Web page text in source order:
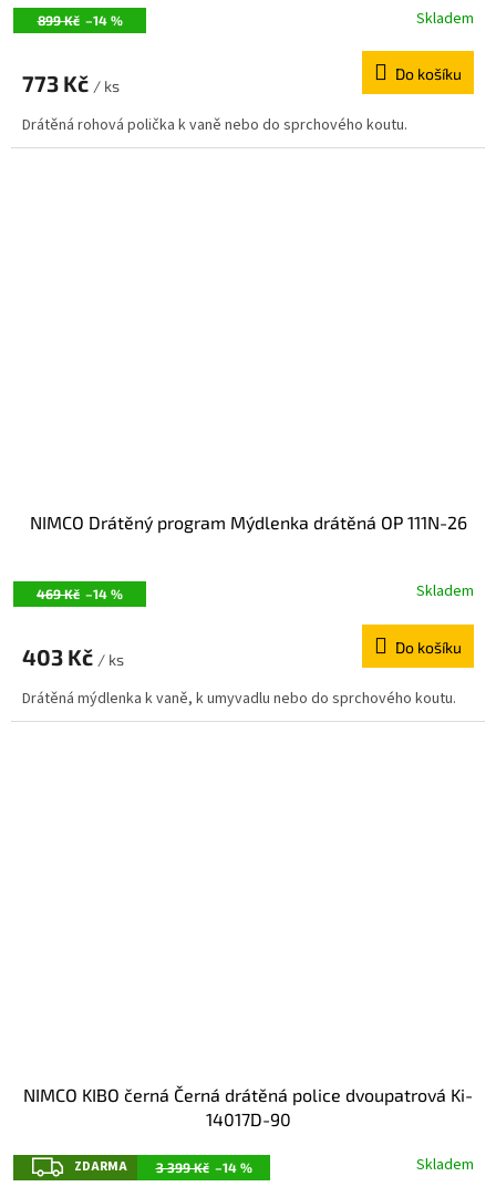
899 Kč –14 % Skladem
773 Kč / ks
Do košíku
Drátěná rohová polička k vaně nebo do sprchového koutu.
469 Kč –14 %
NIMCO Drátěný program Mýdlenka drátěná OP 111N-26
Skladem
403 Kč / ks
Do košíku
Drátěná mýdlenka k vaně, k umyvadlu nebo do sprchového koutu.
ZZDARMA 3 399 Kč –14 %
NIMCO KIBO černá Černá drátěná police dvoupatrová Ki-
14017D-90
Skladem